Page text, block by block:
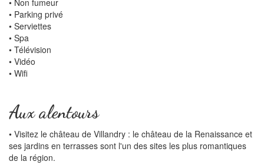
• Parking privé
• Serviettes
• Spa
• Télévision
• Vidéo
• Wifi
Aux alentours
• Visitez le château de Villandry : le château de la Renaissance et
ses jardins en terrasses sont l'un des sites les plus romantiques
de la région.